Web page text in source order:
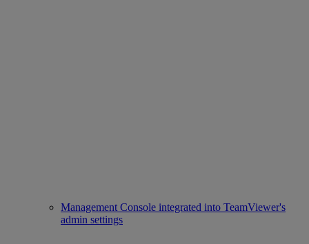
Management Console integrated into TeamViewer's
admin settings